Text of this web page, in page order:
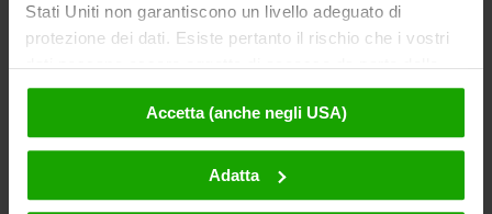
Stati Uniti non garantiscono un livello adeguato di
protezione dei dati. Esiste pertanto il rischio che i vostri
dati possano essere oggetto di accesso da parte delle
autorità statunitensi a fini di controllo e monitoraggio a
causa di ordinanze corrispondenti nei confronti di fornitori
terzi (ad es. Google, Meta) e che non sussistano misure
legali efficaci per fare opposizione. Facendo clic su
"Accetta", l'utente accetta che i cookie possano essere
Accetta (anche negli USA)
Adatta
Scopri gli itinerari
Il portale dei tour in Carinzia fornisce itinerari con informazioni
dettagliate e suggerimenti per escursionismo, cicloturismo, corsa,
arrampicata, sci alpinismo, freeride o turismo motociclistico.
Arrivo